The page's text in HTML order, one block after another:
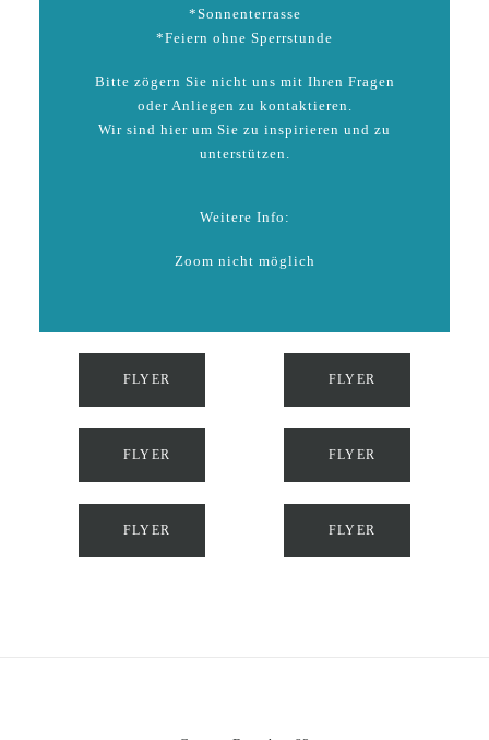
*Sonnenterrasse
*Feiern ohne Sperrstunde
Bitte zögern Sie nicht uns mit Ihren Fragen
oder Anliegen zu kontaktieren.
Wir sind hier um Sie zu inspirieren und zu
unterstützen.
Weitere Info:
Zoom nicht möglich
FLYER
FLYER
FLYER
FLYER
FLYER
FLYER